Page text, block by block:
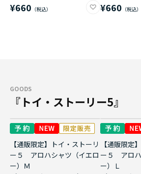
¥660 ¥660
GOODS
『トイ・ストーリー5』
【通販限定】トイ・ストーリ
ー５ アロハシャツ（イエロ
ー）Ｍ
【通販限定
ー５ アロハ
ー）Ｌ